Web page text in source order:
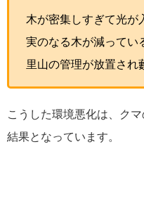
木が密集しすぎて光が
実のなる木が減ってい
里山の管理が放置され
こうした環境悪化は、ク
結果となっています。